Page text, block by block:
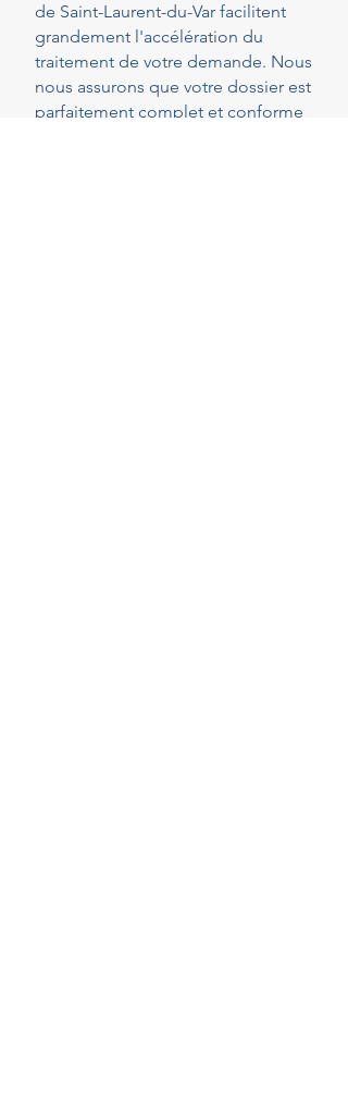
de Saint-Laurent-du-Var facilitent
grandement l'accélération du
traitement de votre demande. Nous
nous assurons que votre dossier est
parfaitement complet et conforme